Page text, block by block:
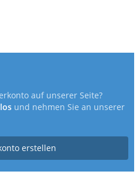
auf unserer Seite?
und nehmen Sie an unserer
erstellen